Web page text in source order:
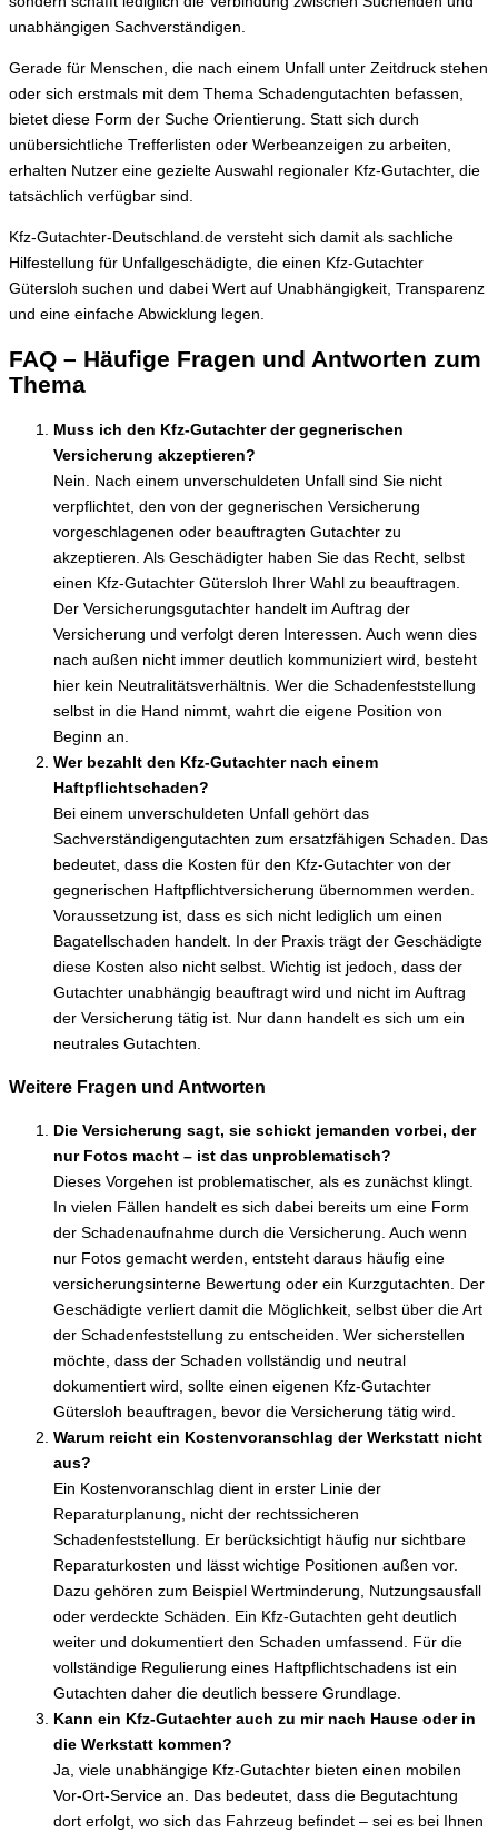
unabhängigen Sachverständigen.
Gerade für Menschen, die nach einem Unfall unter Zeitdruck stehen
oder sich erstmals mit dem Thema Schadengutachten befassen,
bietet diese Form der Suche Orientierung. Statt sich durch
unübersichtliche Trefferlisten oder Werbeanzeigen zu arbeiten,
erhalten Nutzer eine gezielte Auswahl regionaler Kfz-Gutachter, die
tatsächlich verfügbar sind.
Kfz-Gutachter-Deutschland.de versteht sich damit als sachliche
Hilfestellung für Unfallgeschädigte, die einen Kfz-Gutachter
Gütersloh suchen und dabei Wert auf Unabhängigkeit, Transparenz
und eine einfache Abwicklung legen.
FAQ – Häufige Fragen und Antworten zum
Thema
Muss ich den Kfz-Gutachter der gegnerischen
Versicherung akzeptieren?
Nein. Nach einem unverschuldeten Unfall sind Sie nicht
verpflichtet, den von der gegnerischen Versicherung
vorgeschlagenen oder beauftragten Gutachter zu
akzeptieren. Als Geschädigter haben Sie das Recht, selbst
einen Kfz-Gutachter Gütersloh Ihrer Wahl zu beauftragen.
Der Versicherungsgutachter handelt im Auftrag der
Versicherung und verfolgt deren Interessen. Auch wenn dies
nach außen nicht immer deutlich kommuniziert wird, besteht
hier kein Neutralitätsverhältnis. Wer die Schadenfeststellung
selbst in die Hand nimmt, wahrt die eigene Position von
Beginn an.
Wer bezahlt den Kfz-Gutachter nach einem
Haftpflichtschaden?
Bei einem unverschuldeten Unfall gehört das
Sachverständigengutachten zum ersatzfähigen Schaden. Das
bedeutet, dass die Kosten für den Kfz-Gutachter von der
gegnerischen Haftpflichtversicherung übernommen werden.
Voraussetzung ist, dass es sich nicht lediglich um einen
Bagatellschaden handelt. In der Praxis trägt der Geschädigte
diese Kosten also nicht selbst. Wichtig ist jedoch, dass der
Gutachter unabhängig beauftragt wird und nicht im Auftrag
der Versicherung tätig ist. Nur dann handelt es sich um ein
neutrales Gutachten.
Weitere Fragen und Antworten
Die Versicherung sagt, sie schickt jemanden vorbei, der
nur Fotos macht – ist das unproblematisch?
Dieses Vorgehen ist problematischer, als es zunächst klingt.
In vielen Fällen handelt es sich dabei bereits um eine Form
der Schadenaufnahme durch die Versicherung. Auch wenn
nur Fotos gemacht werden, entsteht daraus häufig eine
versicherungsinterne Bewertung oder ein Kurzgutachten. Der
Geschädigte verliert damit die Möglichkeit, selbst über die Art
der Schadenfeststellung zu entscheiden. Wer sicherstellen
möchte, dass der Schaden vollständig und neutral
dokumentiert wird, sollte einen eigenen Kfz-Gutachter
Gütersloh beauftragen, bevor die Versicherung tätig wird.
Warum reicht ein Kostenvoranschlag der Werkstatt nicht
aus?
Ein Kostenvoranschlag dient in erster Linie der
Reparaturplanung, nicht der rechtssicheren
Schadenfeststellung. Er berücksichtigt häufig nur sichtbare
Reparaturkosten und lässt wichtige Positionen außen vor.
Dazu gehören zum Beispiel Wertminderung, Nutzungsausfall
oder verdeckte Schäden. Ein Kfz-Gutachten geht deutlich
weiter und dokumentiert den Schaden umfassend. Für die
vollständige Regulierung eines Haftpflichtschadens ist ein
Gutachten daher die deutlich bessere Grundlage.
Kann ein Kfz-Gutachter auch zu mir nach Hause oder in
die Werkstatt kommen?
Ja, viele unabhängige Kfz-Gutachter bieten einen mobilen
Vor-Ort-Service an. Das bedeutet, dass die Begutachtung
dort erfolgt, wo sich das Fahrzeug befindet – sei es bei Ihnen